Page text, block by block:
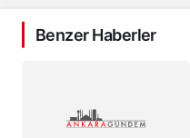
Benzer Haberler